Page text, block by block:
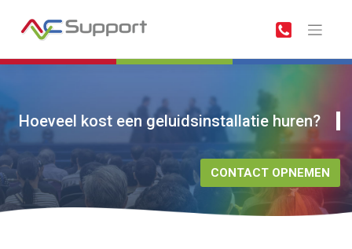
naar
Hoeveel kost een geluidsinstallatie huren?
CONTACT OPNEMEN